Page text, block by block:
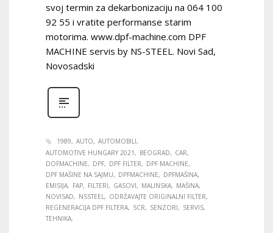
svoj termin za dekarbonizaciju na 064 100
92 55 i vratite performanse starim
motorima. www.dpf-machine.com DPF
MACHINE servis by NS-STEEL. Novi Sad,
Novosadski
1989 AUTO
AUTOMOBILI
AUTOMOTIVE HUNGARY 2021
BEOGRAD
CAR
DOFMACHINE
DPF DPF FILTER
DPF MACHINE
DPF MAŠINE NA SAJMU
DPFMACHINE
DPFMAŠINA
EMISIJA
FAP FILTERI GASOVI MALINSKA
MAŠINA
NOVISAD
NSSTEEL
ODRŽAVAJTE ORIGINALNI FILTER
REGENERACIJA DPF FILTERA
SCR SENZORI
SERVIS
TEHNIKA